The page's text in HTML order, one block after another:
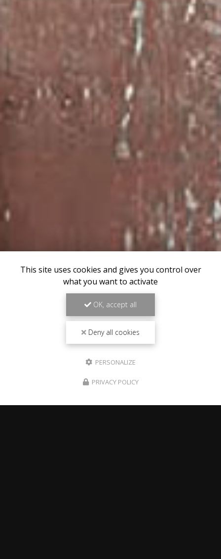
This site uses cookies and gives you control over
what you want to activate
OK, accept all
Deny all cookies
PERSONALIZE
PRIVACY POLICY